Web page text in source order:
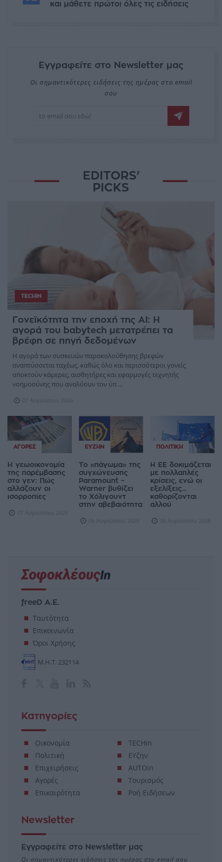
και μάθετε πρώτοι όλες τις ειδήσεις
Εγγραφείτε στο Newsletter μας
Οι σημαντικότερες ειδήσεις της ημέρας στο email
σου
EDITORS'
PICKS
TECHIN
Γονεϊκότητα την εποχή της AI: Η
αγορά του babytech μετατρέπει τα
βρέφη σε πηγή δεδομένων
Η αγορά των συσκευών παρακολούθησης βρεφών
αναπτύσσεται ταχέως, καθώς όλο και περισσότεροι γονείς
αποκτούν κάμερες, αισθητήρες και εφαρμογές τεχνητής
νοημοσύνης που αναλύουν τον ύπ ...
07 Αυγούστου 2026
ΑΓΟΡΈΣ
Η γεωοικονομία
της παρέμβασης
στο γεν: Πώς
αλλάζουν οι
ισορροπίες
07 Αυγούστου 2026
ΕΥΖΗΝ
Το «πάγωμα» της
συγχώνευσης
Paramount –
Warner βυθίζει
το Χόλιγουντ
στην αβεβαιότητα
06 Αυγούστου 2026
ΠΟΛΙΤΙΚΉ
Η ΕΕ δοκιμάζεται
με πολλαπλές
κρίσεις, ενώ οι
εξελίξεις...
καθορίζονται
αλλού
06 Αυγούστου 2026
freeD Α.Ε.
Ταυτότητα
Επικοινωνία
Όροι Χρήσης
Μ.Η.Τ. 232114
Κατηγορίες
Οικονομία
Πολιτική
Επιχειρήσεις
Αγορές
Επικαιρότητα
TECHin
ΕΥζην
AUTOin
Τουρισμός
Ροή Ειδήσεων
Newsletter
Εγγραφείτε στο Newsletter μας
Οι σημαντικότερες ειδήσεις της ημέρας στο email σου